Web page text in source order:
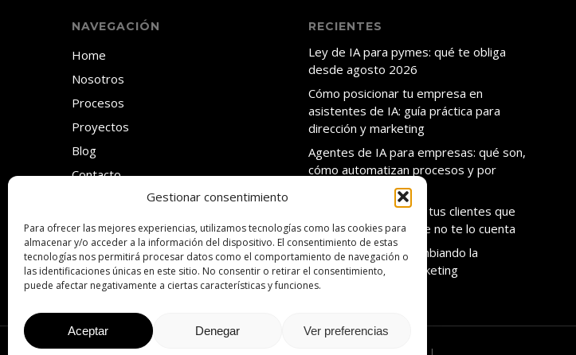
Gestionar consentimiento
Para ofrecer las mejores experiencias, utilizamos tecnologías como las cookies para
almacenar y/o acceder a la información del dispositivo. El consentimiento de estas
tecnologías nos permitirá procesar datos como el comportamiento de navegación o
las identificaciones únicas en este sitio. No consentir o retirar el consentimiento,
puede afectar negativamente a ciertas características y funciones.
Aceptar Denegar Ver preferencias
NAVEGACIÓN
Home
Nosotros
Procesos
Proyectos
Blog
Contacto
RECIENTES
Ley de IA para pymes: qué te obliga
desde agosto 2026
Cómo posicionar tu empresa en
asistentes de IA: guía práctica para
dirección y marketing
Agentes de IA para empresas: qué son,
cómo automatizan procesos y por
dónde empezar
Tu CRM sabe más de tus clientes que
tú. El problema es que no te lo cuenta
Cómo Canva está cambiando la
productividad en marketing